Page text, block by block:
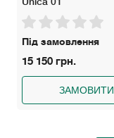
Під замовлення
15 150 грн.
ЗАМОВИТИ